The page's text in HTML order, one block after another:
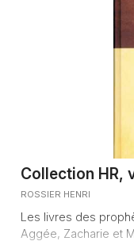
Collection HR,
ROSSIER HENRI
Les livres des
Aggée, Zacharie et